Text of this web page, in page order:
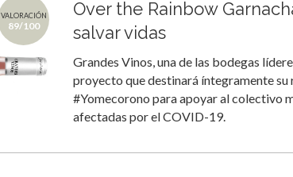
VALORACIÓN
89/100
Over the Rainbow
salvar vidas
Grandes Vinos, una de las bodegas
proyecto que destinará íntegramente
#Yomecorono para apoyar al colectivo
afectadas por el COVID-19.